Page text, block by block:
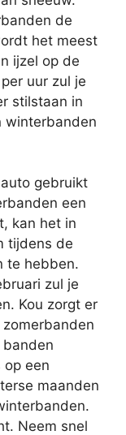
de
het meest
ijzel op de
uur zul je
stilstaan in
winterbanden
gebruikt
een
kan het in
tijdens de
te hebben.
zul je
Kou zorgt er
op een
maanden
Neem snel